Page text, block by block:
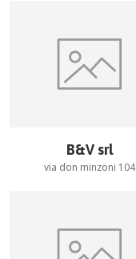
B&V srl
via don minzoni 104